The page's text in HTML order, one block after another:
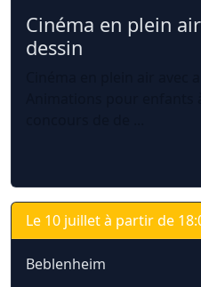
Cinéma en plein
dessin
Le 10 juillet à partir de
Beblenheim